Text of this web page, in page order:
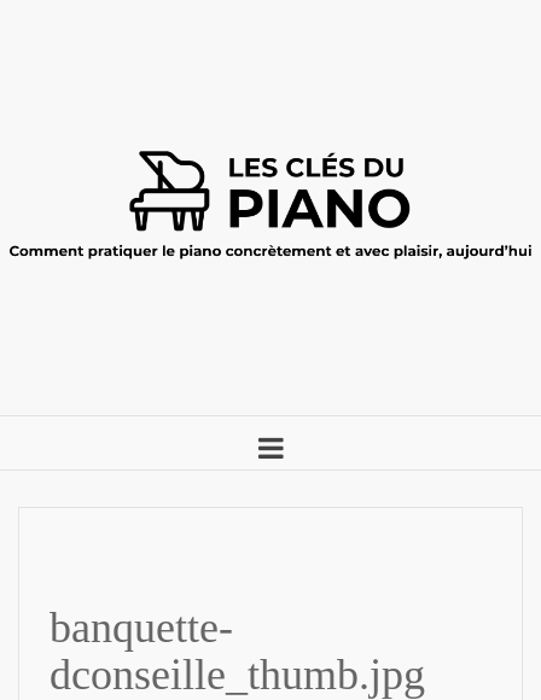
banquette-
dconseille_thumb.jpg